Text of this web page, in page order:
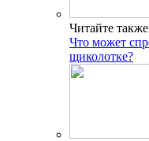
Читайте
Что может
щиколотке?